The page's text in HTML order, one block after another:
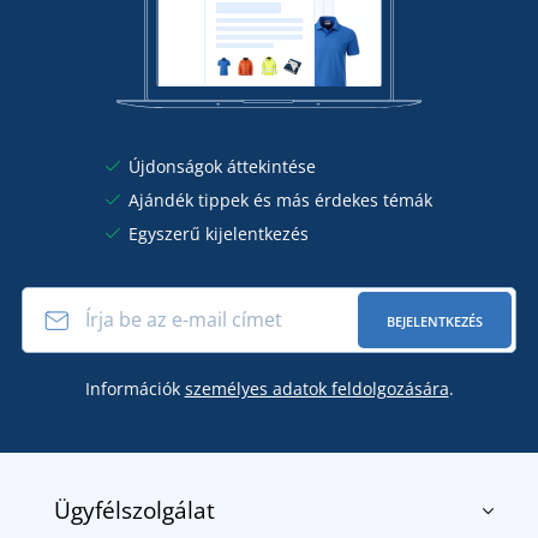
Újdonságok áttekintése
Ajándék tippek és más érdekes témák
Egyszerű kijelentkezés
BEJELENTKEZÉS
Információk személyes adatok feldolgozására.
Ügyfélszolgálat